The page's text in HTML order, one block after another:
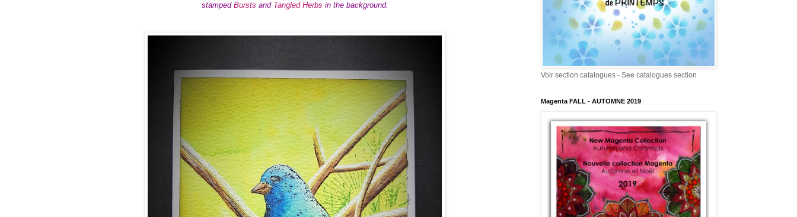
stamped Bursts and Tangled Herbs in the background.
Voir section catalogues - See catalogues section
Magenta FALL - AUTOMNE 2019